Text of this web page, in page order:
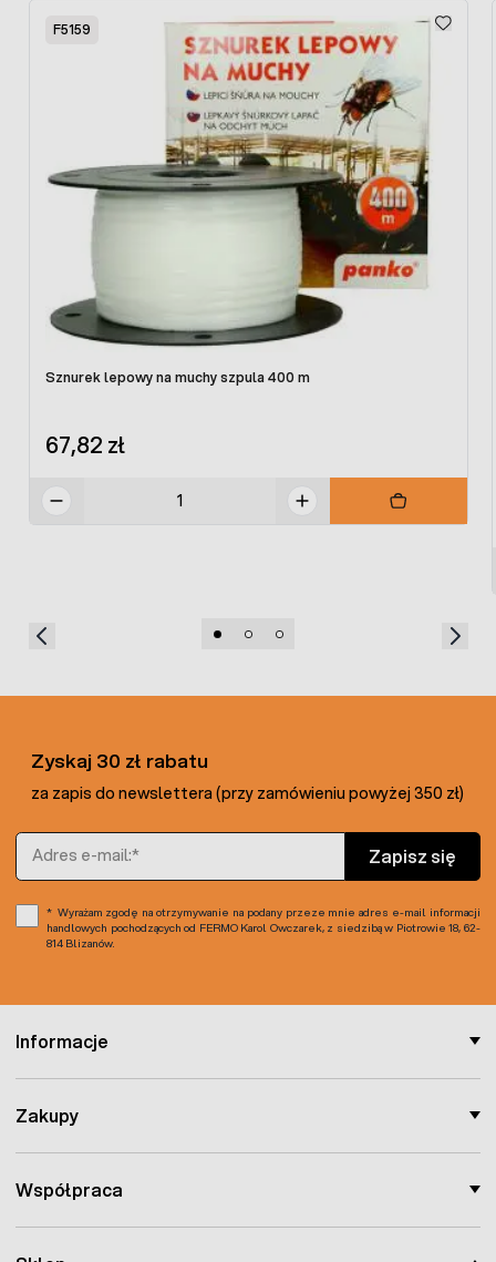
F5159
Sznurek lepowy na muchy szpula 400 m
67,82 zł
Informacje
Zakupy
Współpraca
Zyskaj 30 zł rabatu
za zapis do newslettera (przy zamówieniu powyżej 350 zł)
Adres e-mail
Zapisz się
Wyrażam zgodę na otrzymywanie na podany przeze mnie adres e-mail informacji
handlowych pochodzących od FERMO Karol Owczarek, z siedzibą w Piotrowie 18, 62-
814 Blizanów.